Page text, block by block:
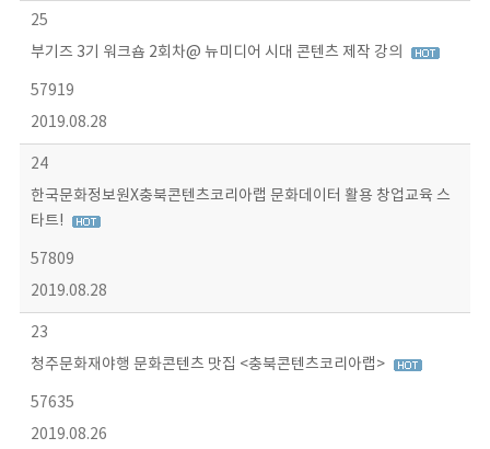
25
부기즈 3기 워크숍 2회차@ 뉴미디어 시대 콘텐츠 제작 강의
57919
2019.08.28
24
한국문화정보원X충북콘텐츠코리아랩 문화데이터 활용 창업교육 스
타트!
57809
2019.08.28
23
청주문화재야행 문화콘텐츠 맛집 <충북콘텐츠코리아랩>
57635
2019.08.26